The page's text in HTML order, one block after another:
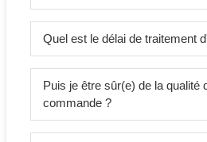
Quel est le délai de traitement
Puis je être sûr(e) de la qualité
commande ?